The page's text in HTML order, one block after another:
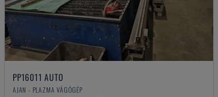
PP16011 AUTO
AJAN - PLAZMA VÁGÓGÉP